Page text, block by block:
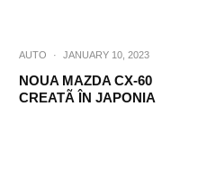
AUTO · JANUARY 10, 2023
NOUA MAZDA CX-60
CREATÃ ÎN JAPONIA